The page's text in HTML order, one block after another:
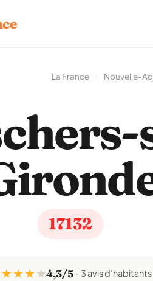
La France Nouvelle-
17132
★ ★★4,3/5 3 avis d'habitants